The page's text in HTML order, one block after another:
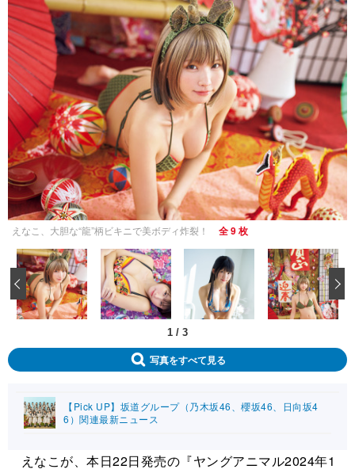
えなこ、大胆な“龍”柄ビキニで美ボディ炸裂！ 全 9 枚
1 / 3
‹
写真をすべて見る
【Pick UP】坂道グループ（乃木坂46、櫻坂46、日向坂4
6）関連最新ニュース
えなこが、本日22日発売の『ヤングアニマル2024年1